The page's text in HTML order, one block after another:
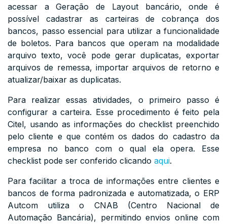
acessar a Geração de Layout bancário, onde é
possível cadastrar as carteiras de cobrança dos
bancos, passo essencial para utilizar a funcionalidade
de boletos. Para bancos que operam na modalidade
arquivo texto, você pode gerar duplicatas, exportar
arquivos de remessa, importar arquivos de retorno e
atualizar/baixar as duplicatas.
Para realizar essas atividades, o primeiro passo é
configurar a carteira. Esse procedimento é feito pela
Citel, usando as informações do checklist preenchido
pelo cliente e que contém os dados do cadastro da
empresa no banco com o qual ela opera. Esse
checklist pode ser conferido clicando aqui.
Para facilitar a troca de informações entre clientes e
bancos de forma padronizada e automatizada, o ERP
Autcom utiliza o CNAB (Centro Nacional de
Automação Bancária), permitindo envios online com